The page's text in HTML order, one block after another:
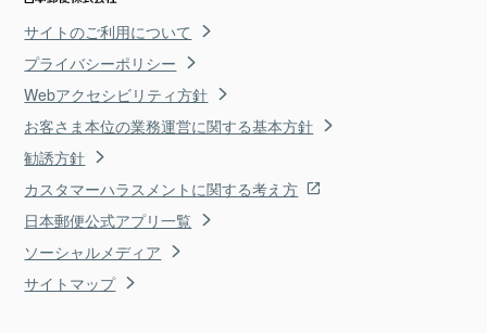
サイトのご利用について
プライバシーポリシー
Webアクセシビリティ方針
お客さま本位の業務運営に関する基本方針
勧誘方針
カスタマーハラスメントに関する考え方
日本郵便公式アプリ一覧
ソーシャルメディア
サイトマップ